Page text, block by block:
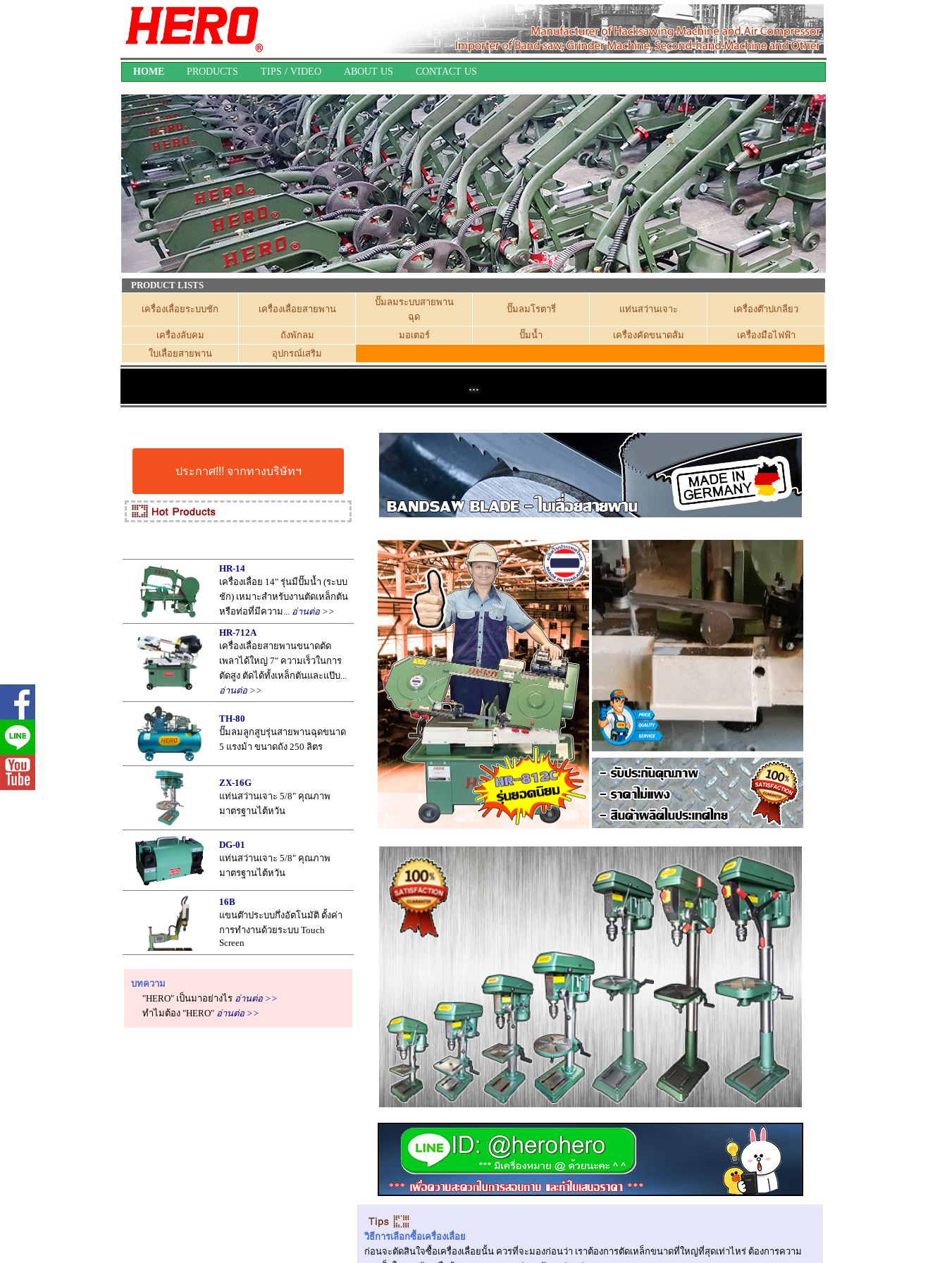
HOME PRODUCTS TIPS / VIDEO ABOUT US CONTACT US
PRODUCT LISTS
เครื่องเลื่อยระบบชัก เครื่องเลื่อยสายพาน
ปั๊มลมระบบสายพาน
ฉุด
ปั๊มลมโรตารี่ แท่นสว่านเจาะ เครื่องต๊าปเกลียว
เครื่องลับคม ถังพักลม มอเตอร์ ปั๊มน้ำ เครื่องคัดขนาดส้ม
เครื่องมือไฟฟ้า
ใบเลื่อยสายพาน
อุปกรณ์เสริม
...
ประกาศ!!! จากทางบริษัทฯ
วิธีการเลือกซื้อเครื่องเลื่อย
ก่อนจะตัดสินใจซื้อเครื่องเลื่อยนั้น ควรที่จะมองก่อนว่า เราต้องการตัดเหล็กขนาดที่ใหญ่ที่สุดเท่าไหร่ ต้องการความ
HR-14
เครื่องเลื่อย 14" รุ่นมีปั๊มน้ำ (ระบบ
ชัก) เหมาะสำหรับงานตัดเหล็กตัน
หรือท่อที่มีความ... อ่านต่อ >>
HR-712A
เครื่องเลื่อยสายพานขนาดตัด
เพลาได้ใหญ่ 7" ความเร็วในการ
ตัดสูง ตัดได้ทั้งเหล็กตันและแป๊บ...
อ่านต่อ >>
TH-80
ปั๊มลมลูกสูบรุ่นสายพานฉุดขนาด
5 แรงม้า ขนาดถัง 250 ลิตร
ZX-16G
แท่นสว่านเจาะ 5/8" คุณภาพ
มาตรฐานไต้หวัน
DG-01
แท่นสว่านเจาะ 5/8" คุณภาพ
มาตรฐานไต้หวัน
16B
แขนต๊าประบบกึ่งอัตโนมัติ ตั้งค่า
การทำงานด้วยระบบ Touch
Screen
บทความ
"HERO" เป็นมาอย่างไร อ่านต่อ >>
ทำไมต้อง "HERO" อ่านต่อ >>